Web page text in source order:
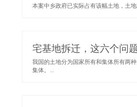
本案中乡政府已实际占有该幅土地，土
宅基地拆迁，这六个问
我国的土地分为国家所有和集体所有两
集体。...